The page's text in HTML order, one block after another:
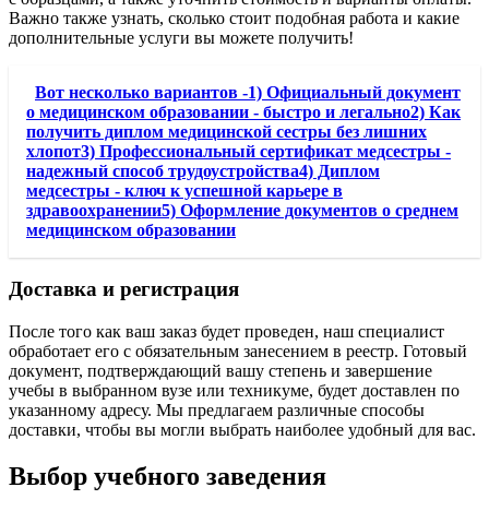
Важно также узнать, сколько стоит подобная работа и какие
дополнительные услуги вы можете получить!
Вот несколько вариантов -1) Официальный документ
о медицинском образовании - быстро и легально2) Как
получить диплом медицинской сестры без лишних
хлопот3) Профессиональный сертификат медсестры -
надежный способ трудоустройства4) Диплом
медсестры - ключ к успешной карьере в
здравоохранении5) Оформление документов о среднем
медицинском образовании
Доставка и регистрация
После того как ваш заказ будет проведен, наш специалист
обработает его с обязательным занесением в реестр. Готовый
документ, подтверждающий вашу степень и завершение
учебы в выбранном вузе или техникуме, будет доставлен по
указанному адресу. Мы предлагаем различные способы
доставки, чтобы вы могли выбрать наиболее удобный для вас.
Выбор учебного заведения